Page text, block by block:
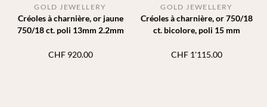
Créoles à charnière, or jaune
750/18 ct. poli 13mm 2.2mm
GOLD JEWELLERY
CHF920.00
Créoles à charnière, or 750/18
ct. bicolore, poli 15 mm
GOLD JEWELLERY
CHF 1'115.00